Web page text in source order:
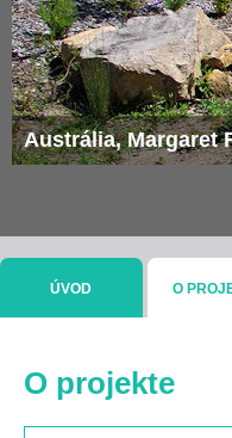
Austrália, Margaret
ÚVOD O
O projekte